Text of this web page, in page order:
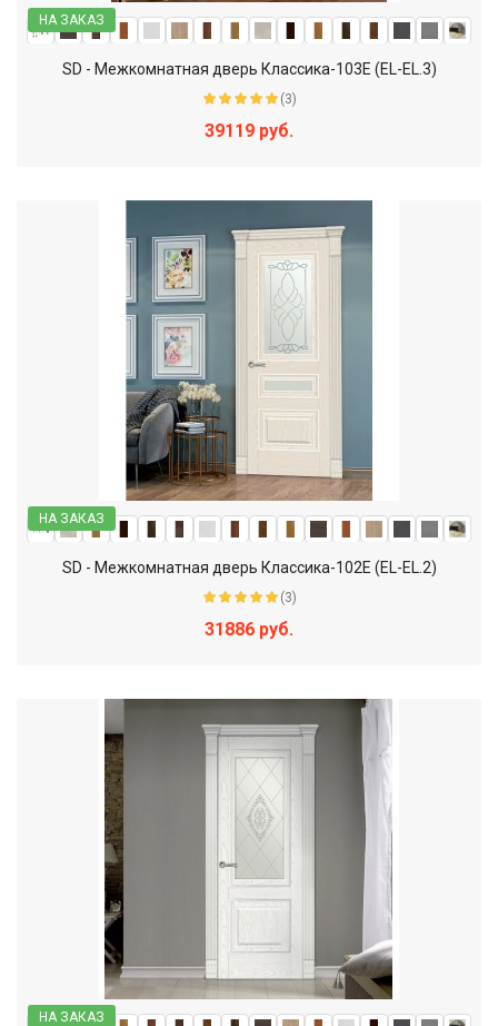
НА ЗАКАЗ
SD - Межкомнатная дверь Классика-103Е (EL-EL.3)
(3)
39119 руб.
НА ЗАКАЗ
SD - Межкомнатная дверь Классика-102Е (EL-EL.2)
(3)
31886 руб.
НА ЗАКАЗ